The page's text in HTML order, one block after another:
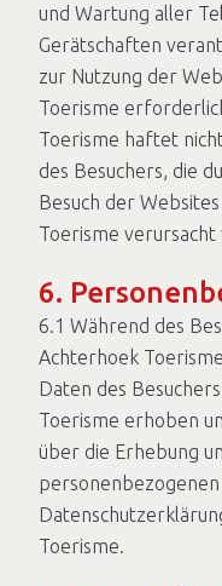
und Wartung aller
Gerätschaften
zur Nutzung der
Toerisme
Toerisme haftet
des Besuchers, die
Besuch der
Toerisme verursacht
6.
6.1 Während des
Achterhoek
Daten des
Toerisme erhoben
über die Erhebung
Toerisme.